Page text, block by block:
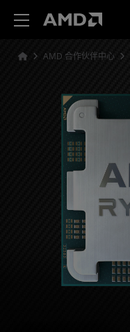
AMD 合作伙伴中心